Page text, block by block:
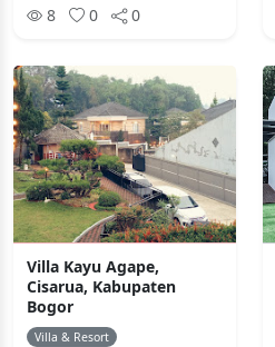
8 0 0
Villa Kayu Agape,
Cisarua, Kabupaten
Bogor
Villa & Resort